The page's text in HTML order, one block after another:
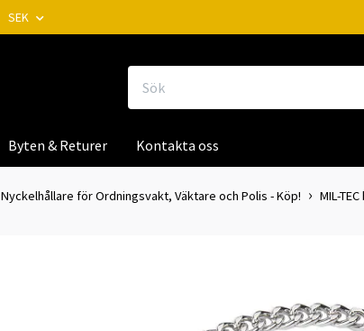
SEK
Byten & Returer Kontakta oss
Nyckelhållare för Ordningsvakt, Väktare och Polis - Köp! MIL-